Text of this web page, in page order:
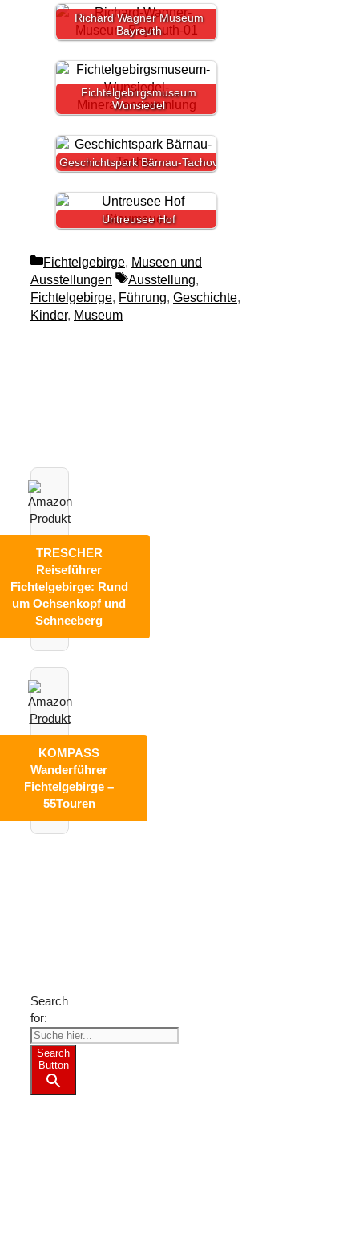
Richard Wagner Museum
Bayreuth
Fichtelgebirgsmuseum
Wunsiedel
Geschichtspark Bärnau-Tachov
Untreusee Hof
Kategorien
Fichtelgebirge, Museen und
Ausstellungen
Schlagwörter
Ausstellung,
Fichtelgebirge, Führung, Geschichte,
Kinder, Museum
TRESCHER
Reiseführer
Fichtelgebirge: Rund
um Ochsenkopf und
Schneeberg
KOMPASS
Wanderführer
Fichtelgebirge –
55Touren
Search
for:
Search
Button